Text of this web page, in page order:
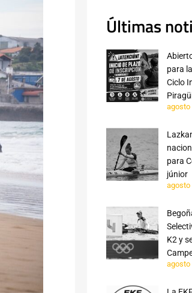
Últimas
para
Ciclo
agosto
para
júnior
agosto
K2 y
agosto